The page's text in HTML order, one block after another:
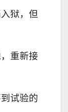
狱，但
重新接
试验的